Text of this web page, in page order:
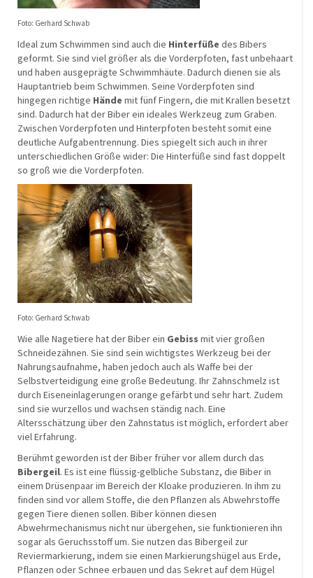
Foto: Gerhard Schwab
Ideal zum Schwimmen sind auch die Hinterfüße des Bibers
geformt. Sie sind viel größer als die Vorderpfoten, fast unbehaart
und haben ausgeprägte Schwimmhäute. Dadurch dienen sie als
Hauptantrieb beim Schwimmen. Seine Vorderpfoten sind
hingegen richtige Hände mit fünf Fingern, die mit Krallen besetzt
sind. Dadurch hat der Biber ein ideales Werkzeug zum Graben.
Zwischen Vorderpfoten und Hinterpfoten besteht somit eine
deutliche Aufgabentrennung. Dies spiegelt sich auch in ihrer
unterschiedlichen Größe wider: Die Hinterfüße sind fast doppelt
so groß wie die Vorderpfoten.
Foto: Gerhard Schwab
Wie alle Nagetiere hat der Biber ein Gebiss mit vier großen
Schneidezähnen. Sie sind sein wichtigstes Werkzeug bei der
Nahrungsaufnahme, haben jedoch auch als Waffe bei der
Selbstverteidigung eine große Bedeutung. Ihr Zahnschmelz ist
durch Eiseneinlagerungen orange gefärbt und sehr hart. Zudem
sind sie wurzellos und wachsen ständig nach. Eine
Altersschätzung über den Zahnstatus ist möglich, erfordert aber
viel Erfahrung.
Berühmt geworden ist der Biber früher vor allem durch das
Bibergeil. Es ist eine flüssig-gelbliche Substanz, die Biber in
einem Drüsenpaar im Bereich der Kloake produzieren. In ihm zu
finden sind vor allem Stoffe, die den Pflanzen als Abwehrstoffe
gegen Tiere dienen sollen. Biber können diesen
Abwehrmechanismus nicht nur übergehen, sie funktionieren ihn
sogar als Geruchsstoff um. Sie nutzen das Bibergeil zur
Reviermarkierung, indem sie einen Markierungshügel aus Erde,
Pflanzen oder Schnee erbauen und das Sekret auf dem Hügel